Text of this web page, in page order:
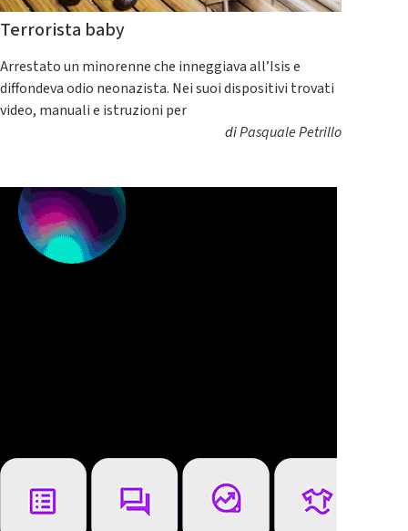
Terrorista baby
Arrestato un minorenne che inneggiava all’Isis e
diffondeva odio neonazista. Nei suoi dispositivi trovati
video, manuali e istruzioni per
diPasquale Petrillo